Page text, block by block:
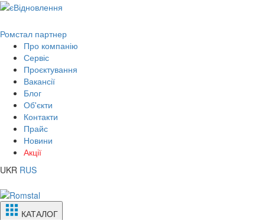
Ромстал партнер
Про компанію
Сервіс
Проєктування
Вакансії
Блог
Об'єкти
Контакти
Прайс
Новини
Акції
UKR RUS
КАТАЛОГ